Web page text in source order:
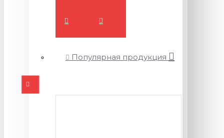
Популярная продукция